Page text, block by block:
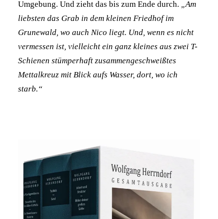
Umgebung. Und zieht das bis zum Ende durch. „Am
liebsten das Grab in dem kleinen Friedhof im
Grunewald, wo auch Nico liegt. Und, wenn es nicht
vermessen ist, vielleicht ein ganz kleines aus zwei T-
Schienen stümperhaft zusammengeschweißtes
Mettalkreuz mit Blick aufs Wasser, dort, wo ich
starb.“